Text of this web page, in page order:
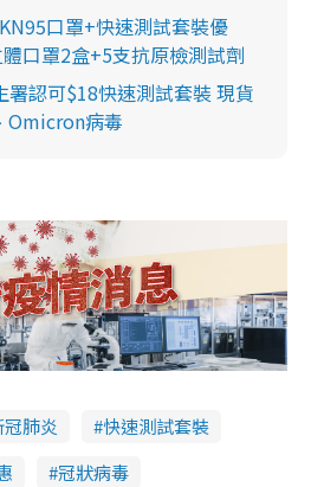
口罩+快速測試套裝優
口罩2盒+5支抗原檢測試劑
署認可$18快速測試套裝 現貨
Omicron病毒
冠肺炎
快速測試套裝
冠狀病毒